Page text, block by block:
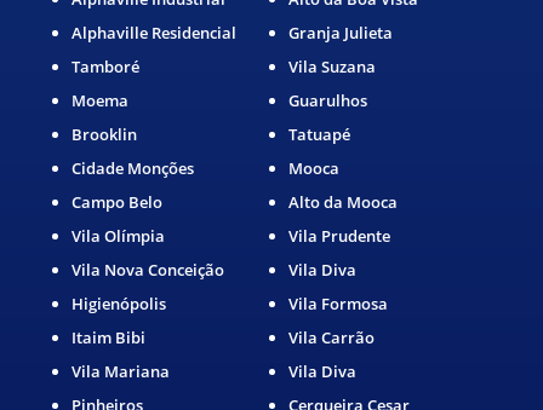
Alphaville Residencial
Tamboré
Moema
Brooklin
Cidade Monções
Campo Belo
Vila Olímpia
Vila Nova Conceição
Higienópolis
Itaim Bibi
Vila Mariana
Pinheiros
Granja Julieta
Vila Suzana
Guarulhos
Tatuapé
Mooca
Alto da Mooca
Vila Prudente
Vila Diva
Vila Formosa
Vila Carrão
Vila Diva
Cerqueira Cesar